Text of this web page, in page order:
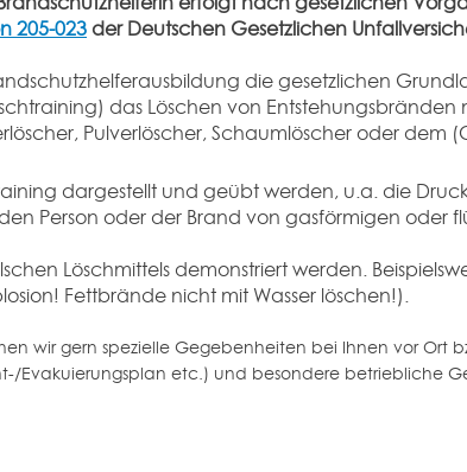
205-023 der Deutschen Gesetzlichen
die gesetzlichen
das Löschen von
Pulverlöscher, Schaumlöscher oder dem
dargestellt und geübt werden, u.a. die
Person oder der Brand von gasförmigen oder
Löschmittels demonstriert werden.
Fettbrände nicht mit Wasser löschen!).
wir gern spezielle Gegebenheiten bei Ihnen vor Ort
Evakuierungsplan etc.) und besondere betriebliche